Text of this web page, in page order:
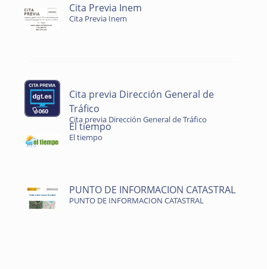
Cita Previa Inem
Cita Previa Inem
Cita previa Dirección General de
Tráfico
Cita previa Dirección General de Tráfico
El tiempo
El tiempo
PUNTO DE INFORMACION CATASTRAL
PUNTO DE INFORMACION CATASTRAL